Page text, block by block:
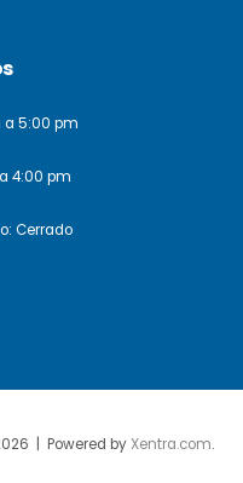
a 5:00 pm
4:00 pm
Cerrado
| Powered byXentra.com.